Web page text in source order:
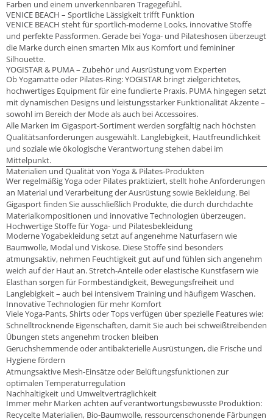
Farben und einem unverkennbaren Tragegefühl.
VENICE BEACH – Sportliche Lässigkeit trifft Funktion
VENICE BEACH steht für sportlich-moderne Looks, innovative Stoffe
und perfekte Passformen. Gerade bei Yoga- und Pilateshosen überzeugt
die Marke durch einen smarten Mix aus Komfort und femininer
Silhouette.
YOGISTAR & PUMA – Zubehör und Ausrüstung vom Experten
Ob Yogamatte oder Pilates-Ring: YOGISTAR bringt zielgerichtetes,
hochwertiges Equipment für eine fundierte Praxis. PUMA hingegen setzt
mit dynamischen Designs und leistungsstarker Funktionalität Akzente –
sowohl im Bereich der Mode als auch bei Accessoires.
Alle Marken im Gigasport-Sortiment werden sorgfältig nach höchsten
Qualitätsanforderungen ausgewählt. Langlebigkeit, Hautfreundlichkeit
und soziale wie ökologische Verantwortung stehen dabei im
Mittelpunkt.
Materialien und Qualität von Yoga & Pilates-Produkten
Wer regelmäßig Yoga oder Pilates praktiziert, stellt hohe Anforderungen
an Material und Verarbeitung der Ausrüstung sowie Bekleidung. Bei
Gigasport finden Sie ausschließlich Produkte, die durch durchdachte
Materialkompositionen und innovative Technologien überzeugen.
Hochwertige Stoffe für Yoga- und Pilatesbekleidung
Moderne Yogabekleidung setzt auf angenehme Naturfasern wie
Baumwolle, Modal und Viskose. Diese Stoffe sind besonders
atmungsaktiv, nehmen Feuchtigkeit gut auf und fühlen sich angenehm
weich auf der Haut an. Stretch-Anteile oder elastische Kunstfasern wie
Elasthan sorgen für Formbeständigkeit, Bewegungsfreiheit und
Langlebigkeit – auch bei intensivem Training und häufigem Waschen.
Innovative Technologien für mehr Komfort
Viele Yoga-Pants, Shirts oder Tops verfügen über spezielle Features wie:
Schnelltrocknende Eigenschaften, damit Sie auch bei schweißtreibenden
Übungen stets angenehm trocken bleiben
Geruchshemmende oder antibakterielle Ausrüstungen, die Frische und
Hygiene fördern
Atmungsaktive Mesh-Einsätze oder Belüftungsfunktionen zur
optimalen Temperaturregulation
Nachhaltigkeit und Umweltverträglichkeit
Immer mehr Marken achten auf verantwortungsbewusste Produktion:
Recycelte Materialien, Bio-Baumwolle, ressourcenschonende Färbungen